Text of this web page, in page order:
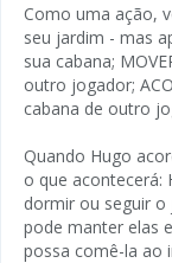
Como uma ação,
seu jardim - mas
sua cabana;
outro jogador;
cabana de outro
Quando Hugo
o que acontecerá:
dormir ou seguir o
pode manter elas
possa comê-la ao